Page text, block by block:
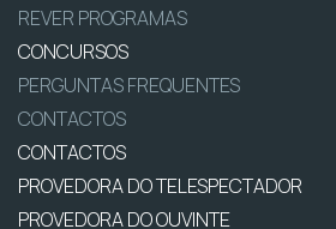
REVER PROGRAMAS
CONCURSOS
PERGUNTAS FREQUENTES
CONTACTOS
CONTACTOS
PROVEDORA DO TELESPECTADOR
PROVEDORA DO OUVINTE